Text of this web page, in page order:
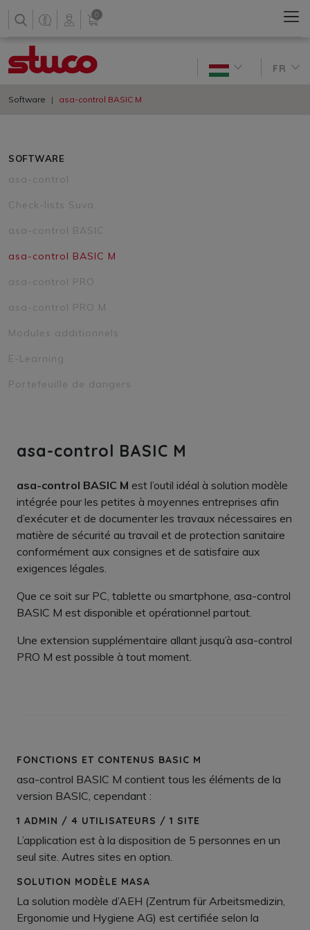
0
FR
Software asa-control BASIC M
asa-control BASIC M
asa-control BASIC M est l’outil idéal à solution modèle
intégrée pour les petites à moyennes entreprises afin
d’exécuter et de documenter les travaux nécessaires en
matière de sécurité au travail et de protection sanitaire
conformément aux consignes et de satisfaire aux
exigences légales.
Que ce soit sur PC, tablette ou smartphone, asa-control
BASIC M est disponible et opérationnel partout.
Une extension supplémentaire allant jusqu’à asa-control
PRO M est possible à tout moment.
FONCTIONS ET CONTENUS BASIC M
asa-control BASIC M contient tous les éléments de la
version BASIC, cependant :
1 ADMIN / 4 UTILISATEURS / 1 SITE
L’application est à la disposition de 5 personnes en un
seul site. Autres sites en option.
SOLUTION MODÈLE MASA
La solution modèle d’AEH (Zentrum für Arbeitsmedizin,
Ergonomie und Hygiene AG) est certifiée selon la
SOFTWARE
asa-control
Check-lists Suva
asa-control BASIC
asa-control BASIC M
asa-control PRO
asa-control PRO M
Modules additionnels
E-Learning
Portefeuille de dangers